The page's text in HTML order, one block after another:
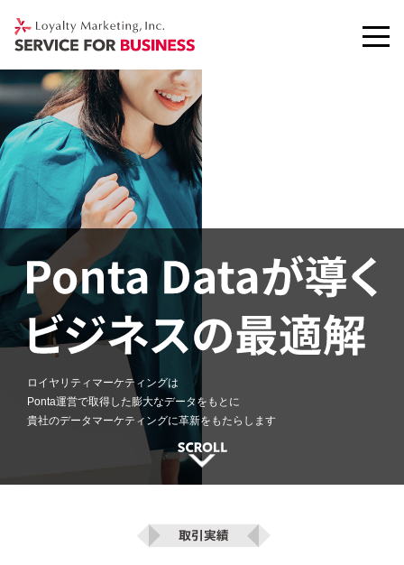
ロイヤリティマーケティングは
Ponta運営で取得した膨大なデータをもとに
貴社のデータマーケティングに革新をもたらします